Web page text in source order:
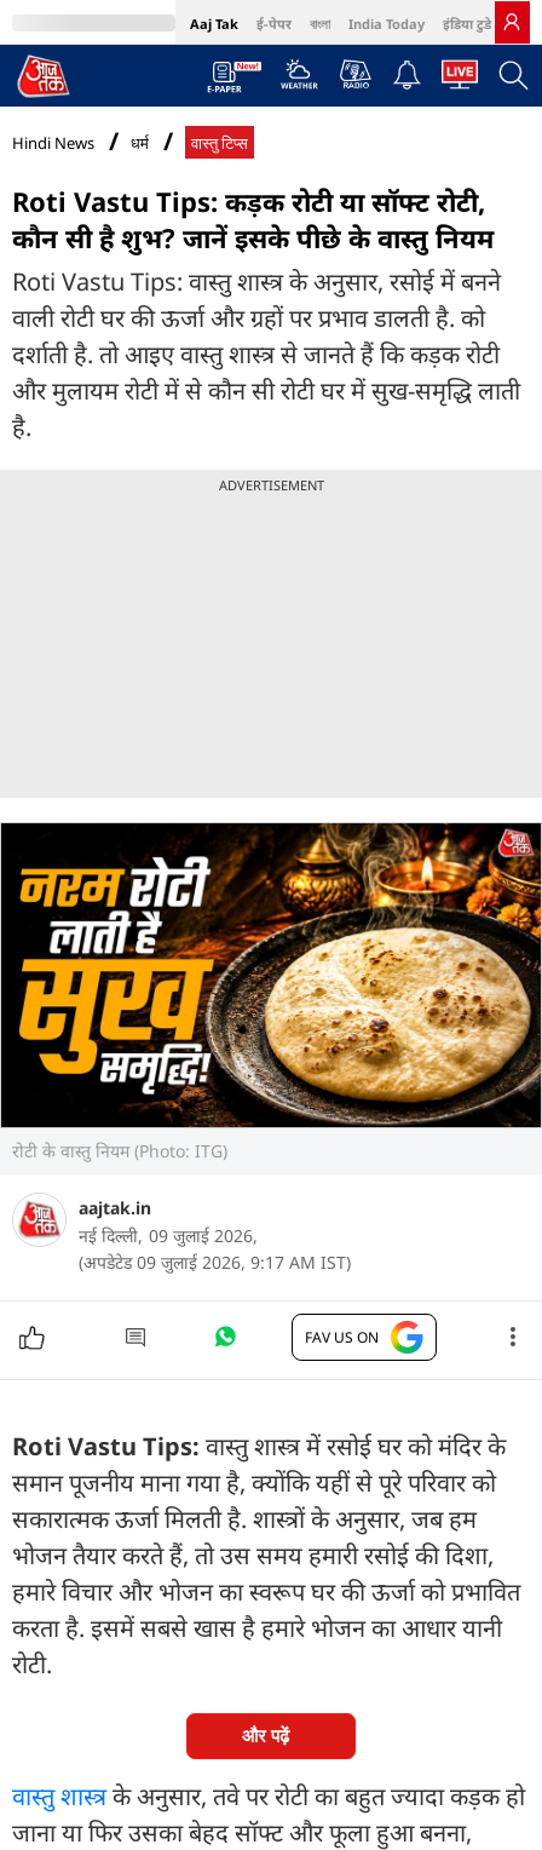
Aaj Tak ई-पेपर বাংলা India Today इंडिया टुडे हिंदी
MumbaiTak Cosmopolitan Harper's Bazaar Northeast
Hindi News धर्म वास्तु टिप्स
Roti Vastu Tips: कड़क रोटी या सॉफ्ट रोटी,
कौन सी है शुभ? जानें इसके पीछे के वास्तु नियम
Roti Vastu Tips: वास्तु शास्त्र के अनुसार, रसोई में बनने
वाली रोटी घर की ऊर्जा और ग्रहों पर प्रभाव डालती है. को
दर्शाती है. तो आइए वास्तु शास्त्र से जानते हैं कि कड़क रोटी
और मुलायम रोटी में से कौन सी रोटी घर में सुख-समृद्धि लाती
है.
ADVERTISEMENT
रोटी के वास्तु नियम (Photo: ITG)
aajtak.in
नई दिल्ली, 09 जुलाई 2026,
(अपडेटेड 09 जुलाई 2026, 9:17 AM IST)
FAV US ON
Roti Vastu Tips: वास्तु शास्त्र में रसोई घर को मंदिर के
समान पूजनीय माना गया है, क्योंकि यहीं से पूरे परिवार को
सकारात्मक ऊर्जा मिलती है. शास्त्रों के अनुसार, जब हम
भोजन तैयार करते हैं, तो उस समय हमारी रसोई की दिशा,
हमारे विचार और भोजन का स्वरूप घर की ऊर्जा को प्रभावित
करता है. इसमें सबसे खास है हमारे भोजन का आधार यानी
रोटी.
और पढ़ें
वास्तु शास्त्रके अनुसार, तवे पर रोटी का बहुत ज्यादा कड़क हो
जाना या फिर उसका बेहद सॉफ्ट और फूला हुआ बनना,